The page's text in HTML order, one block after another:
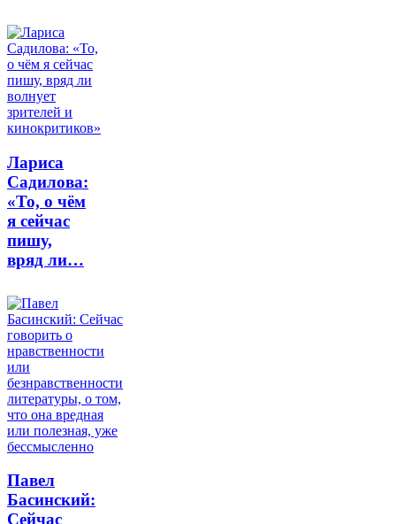
Лариса
Садилова:
«То, о чём
я сейчас
пишу,
вряд ли…
Павел
Басинский:
Сейчас